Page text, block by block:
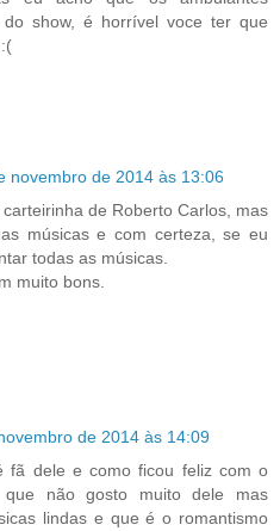
show, é horrível voce ter que
novembro de 2014 às 13:06
de Roberto Carlos, mas
músicas e com certeza, se eu
todas as músicas.
muito bons.
de 2014 às 14:09
fã dele e como ficou feliz com o
que não gosto muito dele mas
lindas e que é o romantismo